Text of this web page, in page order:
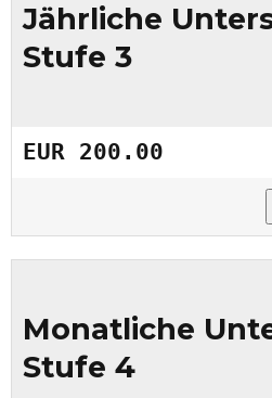
Jährliche
Stufe 3
EUR 200.00
Monatliche
Stufe 4